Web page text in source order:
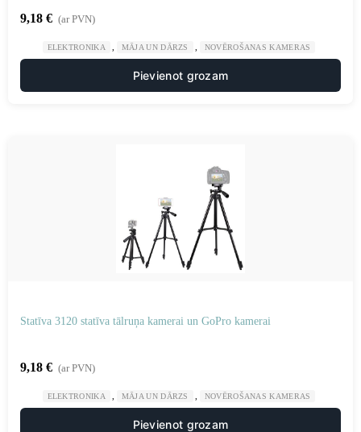
9,18 € (ar PVN)
ELEKTRONIKA MĀJA UN DĀRZS NOVĒROŠANAS KAMERAS
Pievienot grozam
Statīva 3120 statīva tālruņa kamerai un GoPro kamerai
9,18 € (ar PVN)
ELEKTRONIKA MĀJA UN DĀRZS NOVĒROŠANAS KAMERAS
Pievienot grozam